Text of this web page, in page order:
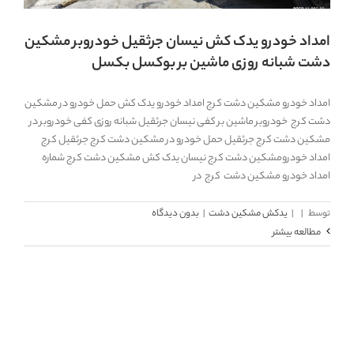
امداد خودرو یدک کش نیسان جرثقیل خودروبر مشکین
دشت شبانه روزی ماشین بر بوکسل بکسل
امداد خودرو مشکین دشت کرج امداد خودرو یدک کش حمل خودرو در مشکین
دشت کرج خودروبر ماشین بر کفی نیسان جرثقیل شبانه روزی کفی خودروبر در
مشکین دشت کرج جرثقیل حمل خودرو در مشکین دشت کرج جرثقیل کرج
امداد خودرومشکین دشت کرج نیسان یدک کش مشکین دشت کرج شماره
امداد خودرو مشکین دشت کرج در
توسط |
| یدکش مشکین دشت | بدون دیدگاه
مطالعه بیشتر